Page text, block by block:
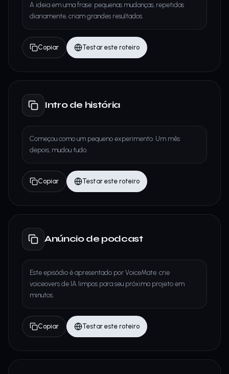
A ideia em uma frase: pequenas mudanças, repetidas
diariamente, criam grandes resultados.
Copiar Testar este roteiro
Intro de história
Começou como um pequeno experimento. Um mês
depois, mudou tudo.
Copiar Testar este roteiro
Anúncio de podcast
Este episódio é apresentado por VoiceMate: crie
voiceovers de IA limpos para seu próximo projeto em
minutos.
Copiar Testar este roteiro